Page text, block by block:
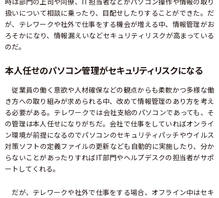
扱いについて相談に乗ったり、目配せしたりすることができた。だ
が、テレワークや社外で仕事をする機会が増える中、情報管理がお
ろそかになり、情報漏えいなどセキュリティリスクが高まっている
のだ。
本人任せのパソコン管理がセキュリティリスクになる
従業員の働く意欲や人材確保などの観点からも柔軟かつ多様な働
き方への取り組みが求められる中、改めて情報管理のあり方を考え
る必要がある。テレワークでは会社支給のパソコンであっても、そ
の管理は本人任せになりがちだ。会社で仕事をしていればオンライ
ン環境が前提になるのでパソコンのセキュリティパッチやウイルス
対策ソフトの定義ファイルの更新なども自動的に実施したり、分か
らないことがあったりすればIT部門やヘルプデスクの担当者がサポ
ートしてくれる。
だが、テレワークや社外で仕事をする場合、オフライン中はセキ